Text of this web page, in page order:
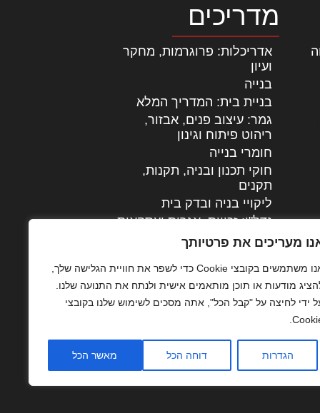
מעריכים את פרטיותך
אנו משתמשים בקובצי Cookie כדי לשפר את חוויית הגלישה שלך,
מודעות או תוכן מותאמים אישית ולנתח את התנועה שלנו.
ידי לחיצה על "קבל הכל", אתה מסכים לשימוש שלנו בקובצי
הגדרות דוחה הכל מאשר הכל
מדריכים
אדריכלות: פרוגרמות, מחקר
ועיון
בנייה
בניית בית: המדריך המלא
גמר: עיצוב פנים, אבזור,
ריהוט פיתוח וגינון
חומרי בנייה
חוקי תכנון ובניה, תקנות,
תקנים
ליקויי בניה ובדק בית
נדל"ן: זכויות, אגרות ועסקאות
עיצוב הבית
מתקדמות
צילום אדריכלי
שיווק נדלן
והמלצות
תוכן שיווקי